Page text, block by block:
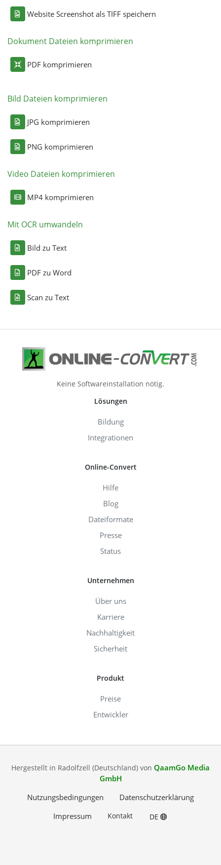
Website Screenshot als TIFF speichern
Dokument Dateien komprimieren
PDF komprimieren
Bild Dateien komprimieren
JPG komprimieren
PNG komprimieren
Video Dateien komprimieren
MP4 komprimieren
Mit OCR umwandeln
Bild zu Text
PDF zu Word
Scan zu Text
Keine Softwareinstallation nötig.
Lösungen
Bildung
Integrationen
Online-Convert
Hilfe
Blog
Dateiformate
Presse
Status
Unternehmen
Über uns
Karriere
Nachhaltigkeit
Sicherheit
Produkt
Preise
Entwickler
Hergestellt in Radolfzell (Deutschland) von QaamGo Media
GmbH
Nutzungsbedingungen
Datenschutzerklärung
Impressum
Kontakt DE